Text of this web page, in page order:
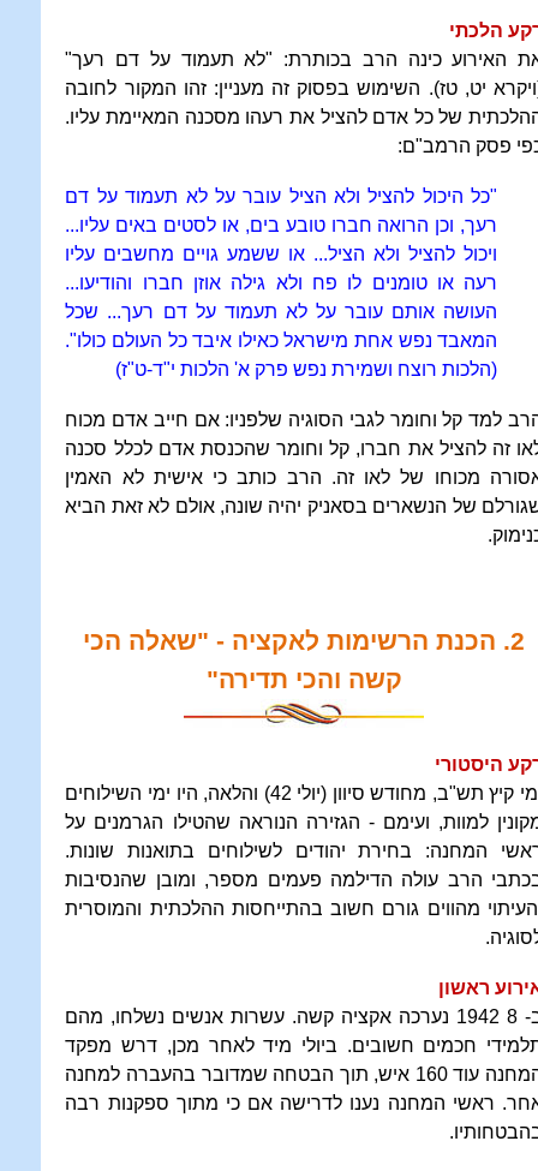
הלכתי
האירוע כינה הרב בכותרת: "לא תעמוד על דם רעך"
יט, טז). השימוש בפסוק זה מעניין: זהו המקור לחובה
של כל אדם להציל את רעהו מסכנה המאיימת עליו.
פסק הרמב"ם:
"כל היכול להציל ולא הציל עובר על לא תעמוד על דם
רעך, וכן הרואה חברו טובע בים, או לסטים באים עליו...
ויכול להציל ולא הציל... או ששמע גויים מחשבים עליו
רעה או טומנים לו פח ולא גילה אוזן חברו והודיעו...
העושה אותם עובר על לא תעמוד על דם רעך... שכל
המאבד נפש אחת מישראל כאילו איבד כל העולם כולו".
(הלכות רוצח ושמירת נפש פרק א' הלכות י"ד-ט"ז)
למד קל וחומר לגבי הסוגיה שלפניו: אם חייב אדם מכוח
זה להציל את חברו, קל וחומר שהכנסת אדם לכלל סכנה
מכוחו של לאו זה. הרב כותב כי אישית לא האמין
של הנשארים בסאניק יהיה שונה, אולם לא זאת הביא
2. הכנת הרשימות לאקציה - "שאלה הכי
קשה והכי תדירה"
היסטורי
ימי קיץ תש"ב, מחודש סיוון (יולי 42) והלאה, היו ימי השילוחים
למוות, ועימם - הגזירה הנוראה שהטילו הגרמנים על
המחנה: בחירת יהודים לשילוחים בתואנות שונות.
הרב עולה הדילמה פעמים מספר, ומובן שהנסיבות
מהווים גורם חשוב בהתייחסות ההלכתית והמוסרית
ראשון
ב- 8 1942 נערכה אקציה קשה. עשרות אנשים נשלחו, מהם
חכמים חשובים. ביולי מיד לאחר מכן, דרש מפקד
המחנה עוד 160 איש, תוך הבטחה שמדובר בהעברה למחנה
ראשי המחנה נענו לדרישה אם כי מתוך ספקנות רבה